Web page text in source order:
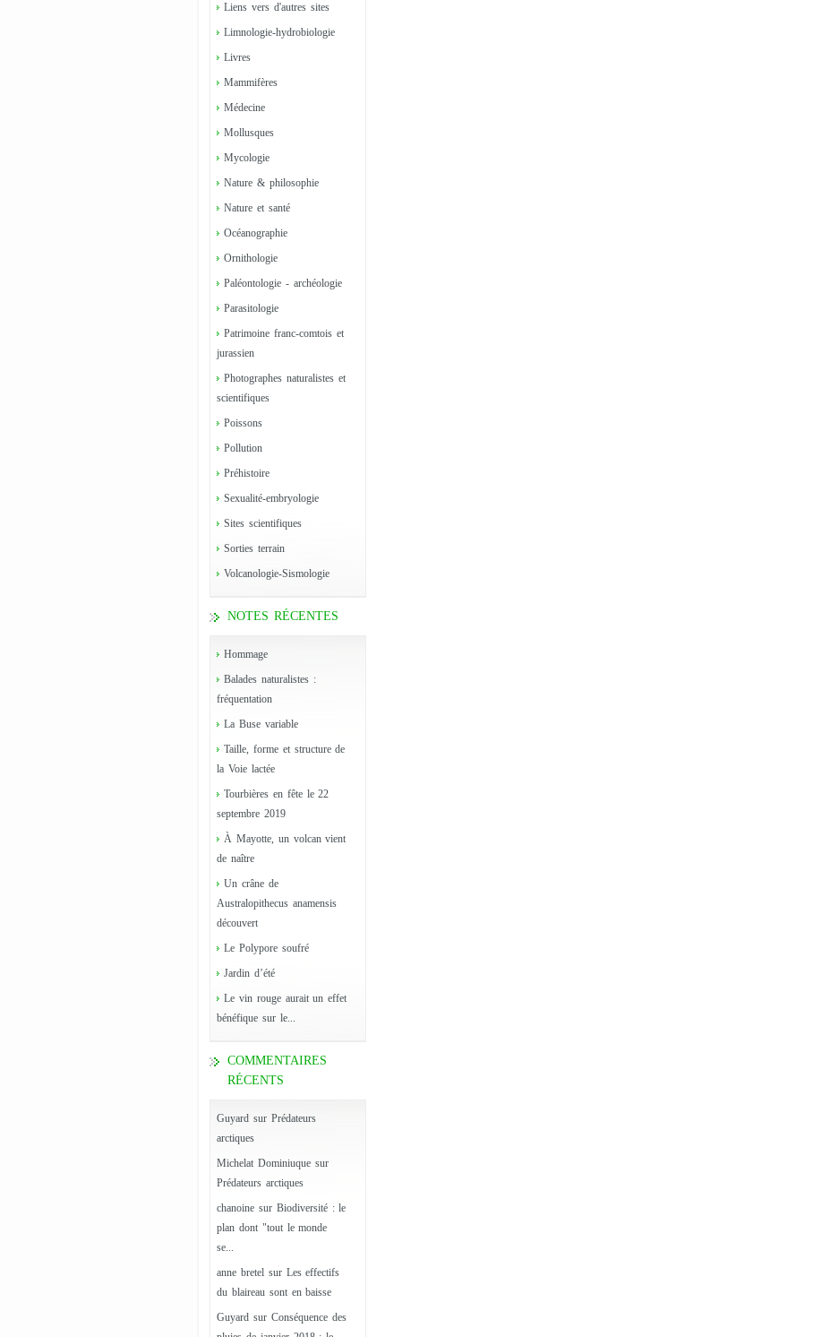
Liens vers d'autres sites
Limnologie-hydrobiologie
Livres
Mammifères
Médecine
Mollusques
Mycologie
Nature & philosophie
Nature et santé
Océanographie
Ornithologie
Paléontologie - archéologie
Parasitologie
Patrimoine franc-comtois et
jurassien
Photographes naturalistes et
scientifiques
Poissons
Pollution
Préhistoire
Sexualité-embryologie
Sites scientifiques
Sorties terrain
Volcanologie-Sismologie
NOTES RÉCENTES
Hommage
Balades naturalistes :
fréquentation
La Buse variable
Taille, forme et structure de
la Voie lactée
Tourbières en fête le 22
septembre 2019
À Mayotte, un volcan vient
de naître
Un crâne de
Australopithecus anamensis
découvert
Le Polypore soufré
Jardin d’été
Le vin rouge aurait un effet
bénéfique sur le...
COMMENTAIRES
RÉCENTS
Guyard sur Prédateurs
arctiques
Michelat Dominiuquesur
Prédateurs arctiques
chanoine sur Biodiversité : le
plan dont "tout le monde
se...
anne bretelsur Les effectifs
du blaireau sont en baisse
Guyard sur Conséquence des